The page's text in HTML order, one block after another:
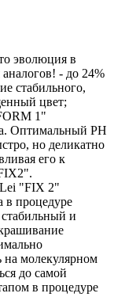
эволюция в
- до 24%
стабильного,
цвет;
1"
Оптимальный РН
но деликатно
его к
"FIX 2"
в процедуре
и
на молекулярном
до самой
в процедуре